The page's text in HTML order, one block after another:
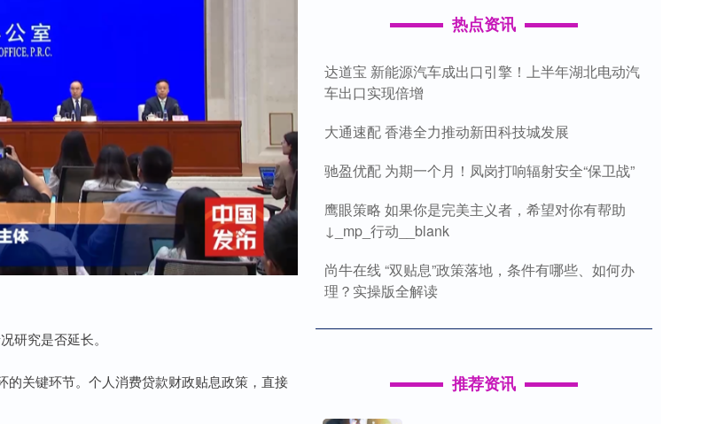
研究是否延长。
关键环节。个人消费贷款财政贴息政策，直接
热点资讯
达道宝 新能源汽车成出口引擎！上半年湖北电动汽
车出口实现倍增
大通速配 香港全力推动新田科技城发展
驰盈优配 为期一个月！凤岗打响辐射安全“保卫战”
鹰眼策略 如果你是完美主义者，希望对你有帮助
↓_mp_行动__blank
尚牛在线 “双贴息”政策落地，条件有哪些、如何办
理？实操版全解读
推荐资讯